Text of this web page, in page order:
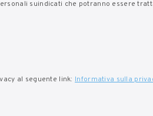
suindicati che potranno essere
al seguente link: Informativa sulla